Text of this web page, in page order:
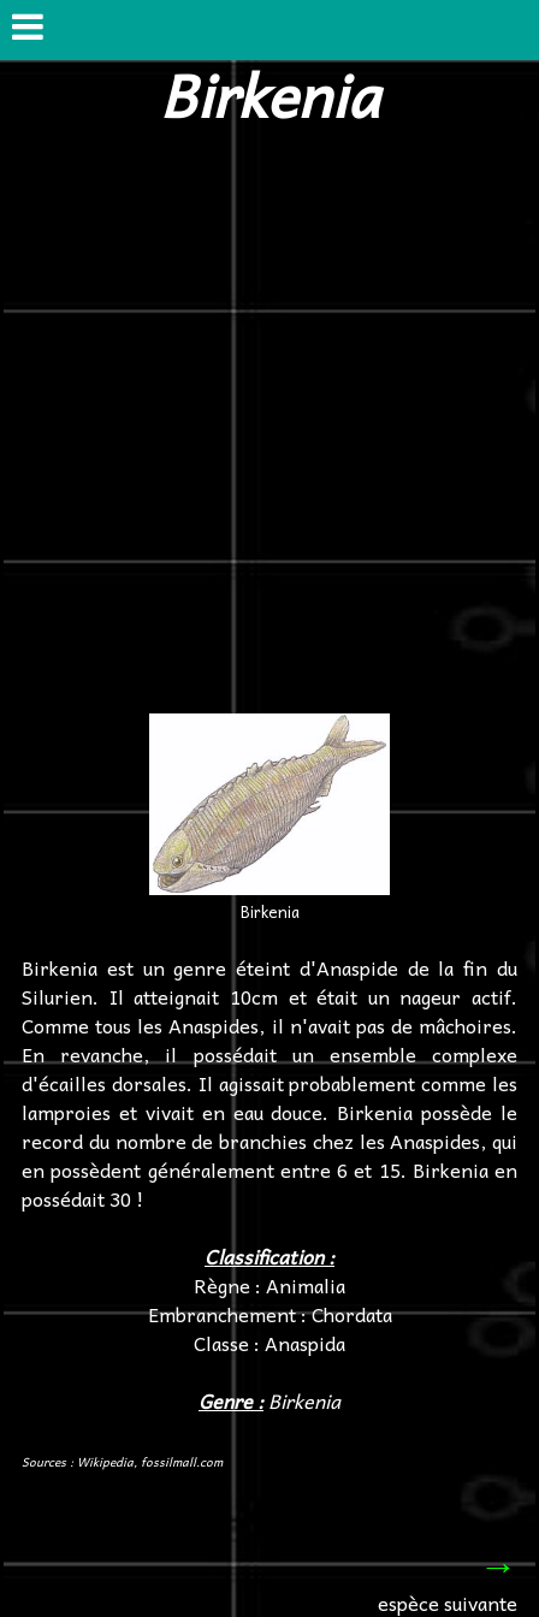
Birkenia
Birkenia
Birkenia est un genre éteint d'Anaspide de la fin du
Silurien. Il atteignait 10cm et était un nageur actif.
Comme tous les Anaspides, il n'avait pas de mâchoires.
En revanche, il possédait un ensemble complexe
d'écailles dorsales. Il agissait probablement comme les
lamproies et vivait en eau douce. Birkenia possède le
record du nombre de branchies chez les Anaspides, qui
en possèdent généralement entre 6 et 15. Birkenia en
possédait 30 !
Classification :
Règne : Animalia
Embranchement : Chordata
Classe : Anaspida
Genre :Birkenia
Sources : Wikipedia, fossilmall.com
→
espèce suivante